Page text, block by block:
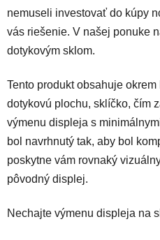
nemuseli investovať do kúpy
vás riešenie. V našej ponuke n
dotykovým sklom.
Tento produkt obsahuje
dotykovú plochu, sklíčko, čím
výmenu displeja s
bol navrhnutý tak, aby bol
poskytne vám rovnaký
pôvodný displej.
Nechajte výmenu displeja na